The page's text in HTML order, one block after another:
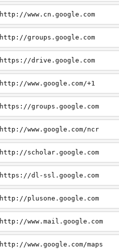
http://www.cn.google.com
http://groups.google.com
https://drive.google.com
http://www.google.com/+1
https://groups.google.com
http://www.google.com/ncr
http://scholar.google.com
https://dl-ssl.google.com
http://plusone.google.com
http://www.mail.google.com
http://www.google.com/maps